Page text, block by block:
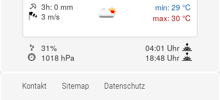
3h: 0 mm
3 m/s
min: 29 °C
max: 30 °C
31%
04:01 Uhr
1018 hPa
18:48 Uhr
Kontakt Sitemap Datenschutz